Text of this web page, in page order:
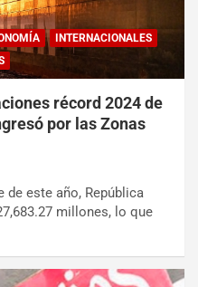
INTERNACIONALES
récord 2024 de
por las Zonas
de este año, República
millones, lo que